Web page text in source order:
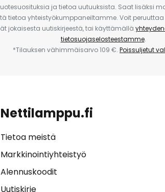
ja tietoa uutuuksista. Saat lisäksi
tietoa yhteistyökumppaneiltamme. Voit
jokaisesta uutiskirjeestä, tai käyttämällä
tietosuojaselosteestamme.
*Tilauksen vähimmäisarvo 109 €. Poissuljetut
Nettilamppu.fi
Tietoa meistä
Markkinointiyhteistyö
Alennuskoodit
Uutiskirje